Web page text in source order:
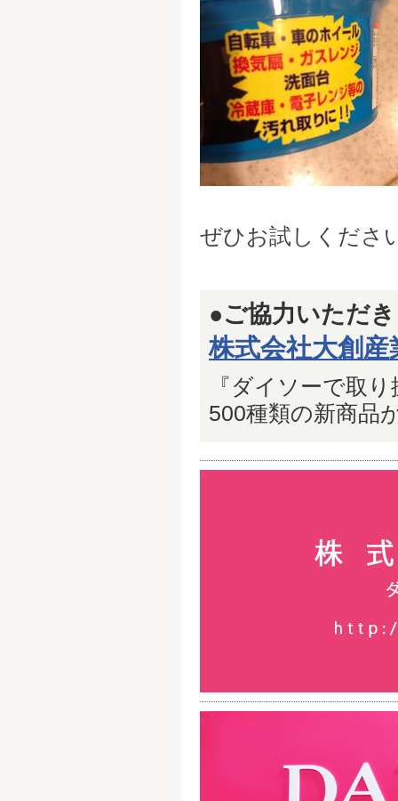
ぜひお試しくださ
●ご協力いただ
株式会社大創産
『ダイソーで取
500種類の新商品